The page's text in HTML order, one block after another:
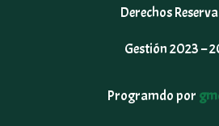
Derechos
Gestión 2023 –
Programdo por